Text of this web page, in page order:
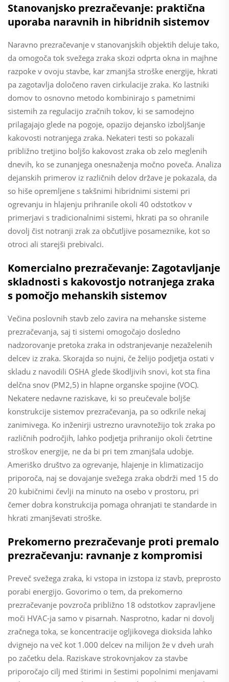
Stanovanjsko prezračevanje: praktična
uporaba naravnih in hibridnih sistemov
Naravno prezračevanje v stanovanjskih objektih deluje tako,
da omogoča tok svežega zraka skozi odprta okna in majhne
razpoke v ovoju stavbe, kar zmanjša stroške energije, hkrati
pa zagotavlja določeno raven cirkulacije zraka. Ko lastniki
domov to osnovno metodo kombinirajo s pametnimi
sistemih za regulacijo zračnih tokov, ki se samodejno
prilagajajo glede na pogoje, opazijo dejansko izboljšanje
kakovosti notranjega zraka. Nekateri testi so pokazali
približno tretjino boljšo kakovost zraka ob zelo meglenih
dnevih, ko se zunanjega onesnaženja močno poveča. Analiza
dejanskih primerov iz različnih delov države je pokazala, da
so hiše opremljene s takšnimi hibridnimi sistemi pri
ogrevanju in hlajenju prihranile okoli 40 odstotkov v
primerjavi s tradicionalnimi sistemi, hkrati pa so ohranile
dovolj čist notranji zrak za občutljive posameznike, kot so
otroci ali starejši prebivalci.
Komercialno prezračevanje: Zagotavljanje
skladnosti s kakovostjo notranjega zraka
s pomočjo mehanskih sistemov
Večina poslovnih stavb zelo zavira na mehanske sisteme
prezračevanja, saj ti sistemi omogočajo dosledno
nadzorovanje pretoka zraka in odstranjevanje nezaželenih
delcev iz zraka. Skorajda so nujni, če želijo podjetja ostati v
skladu z navodili OSHA glede škodljivih snovi, kot sta fina
delčna snov (PM2,5) in hlapne organske spojine (VOC).
Nekatere nedavne raziskave, ki so preučevale boljše
konstrukcije sistemov prezračevanja, pa so odkrile nekaj
zanimivega. Ko inženirji ustrezno uravnotežijo tok zraka po
različnih področjih, lahko podjetja prihranijo okoli četrtine
stroškov energije, ne da bi pri tem zmanjšala udobje.
Ameriško društvo za ogrevanje, hlajenje in klimatizacijo
priporoča, naj se dovajanje svežega zraka obdrži med 15 do
20 kubičnimi čevlji na minuto na osebo v prostoru, pri
čemer dobra konstrukcija pomaga ohranjati te standarde in
hkrati zmanjševati stroške.
Prekomerno prezračevanje proti premalo
prezračevanju: ravnanje z kompromisi
Preveč svežega zraka, ki vstopa in izstopa iz stavb, preprosto
porabi energijo. Govorimo o tem, da prekomerno
prezračevanje povzroča približno 18 odstotkov zapravljene
moči HVAC-ja samo v pisarnah. Nasprotno, kadar ni dovolj
zračnega toka, se koncentracije ogljikovega dioksida lahko
dvignejo na več kot 1.000 delcev na milijon že v dveh urah
po začetku dela. Raziskave strokovnjakov za stavbe
priporočajo cilj med štirimi in šestimi popolnimi menjavami